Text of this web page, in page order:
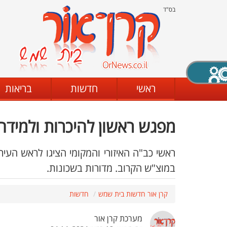
בס"ד
ראשי חדשות בריאות
מפגש ראשון להיכרות
ראשי כב"ה האיזורי והמקומי הציגו לראש
במוצ"ש הקרוב. מדורות בשכונות.
קרן אור חדשות בית שמש חדשות
מערכת קרן אור
X סגירה
מצב שחור - לבן קביעת ניגודיות